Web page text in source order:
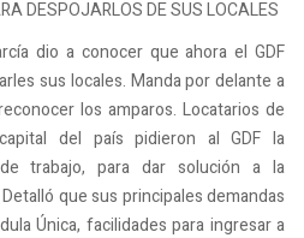
DESPOJARLOS DE SUS LOCALES
dio a conocer que ahora el GDF
sus locales. Manda por delante a
los amparos. Locatarios de
del país pidieron al GDF la
trabajo, para dar solución a la
que sus principales demandas
Única, facilidades para ingresar a